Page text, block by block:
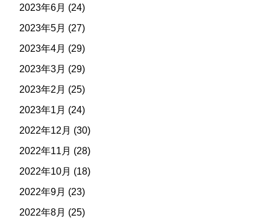
2023年6月 (24)
2023年5月 (27)
2023年4月 (29)
2023年3月 (29)
2023年2月 (25)
2023年1月 (24)
2022年12月 (30)
2022年11月 (28)
2022年10月 (18)
2022年9月 (23)
2022年8月 (25)